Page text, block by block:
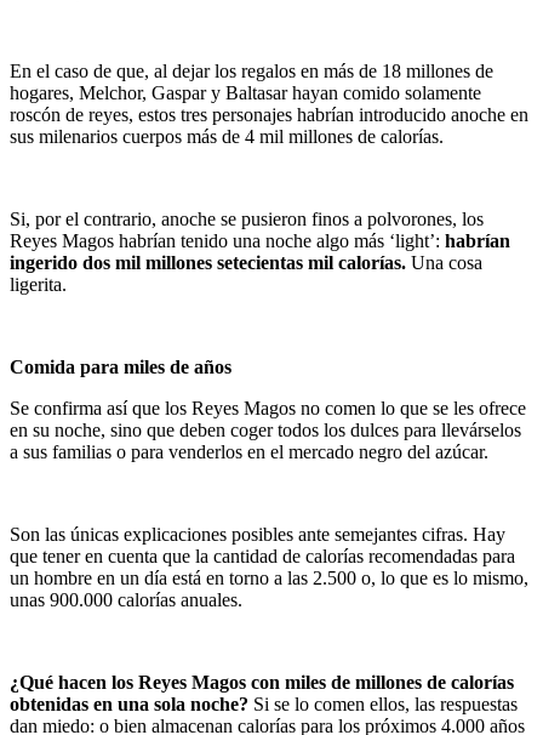
En el caso de que, al dejar los regalos en más de 18 millones de
hogares, Melchor, Gaspar y Baltasar hayan comido solamente
roscón de reyes, estos tres personajes habrían introducido anoche en
sus milenarios cuerpos más de 4 mil millones de calorías.
Si, por el contrario, anoche se pusieron finos a polvorones, los
Reyes Magos habrían tenido una noche algo más ‘light’: habrían
ingerido dos mil millones setecientas mil calorías. Una cosa
ligerita.
Comida para miles de años
Se confirma así que los Reyes Magos no comen lo que se les ofrece
en su noche, sino que deben coger todos los dulces para llevárselos
a sus familias o para venderlos en el mercado negro del azúcar.
Son las únicas explicaciones posibles ante semejantes cifras. Hay
que tener en cuenta que la cantidad de calorías recomendadas para
un hombre en un día está en torno a las 2.500 o, lo que es lo mismo,
unas 900.000 calorías anuales.
¿Qué hacen los Reyes Magos con miles de millones de calorías
obtenidas en una sola noche? Si se lo comen ellos, las respuestas
dan miedo: o bien almacenan calorías para los próximos 4.000 años